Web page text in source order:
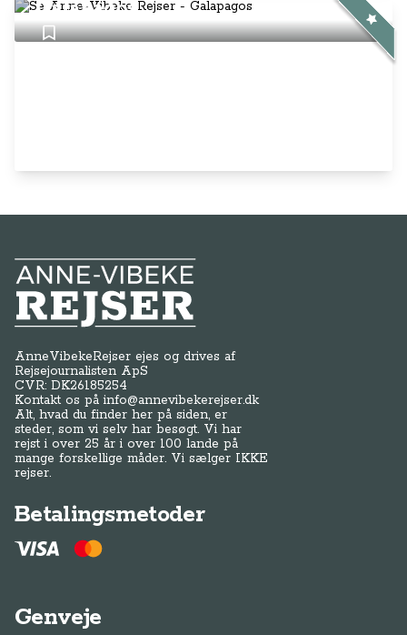
Galapagos
Anne-Vibeke Rejser
AnneVibekeRejser ejes og drives af
Rejsejournalisten ApS
CVR: DK26185254
Kontakt os påinfo@annevibekerejser.dk
Alt, hvad du finder her på siden, er
steder, som vi selv har besøgt. Vi har
rejst i over 25 år i over 100 lande på
mange forskellige måder. Vi sælger IKKE
rejser.
Betalingsmetoder
Genveje